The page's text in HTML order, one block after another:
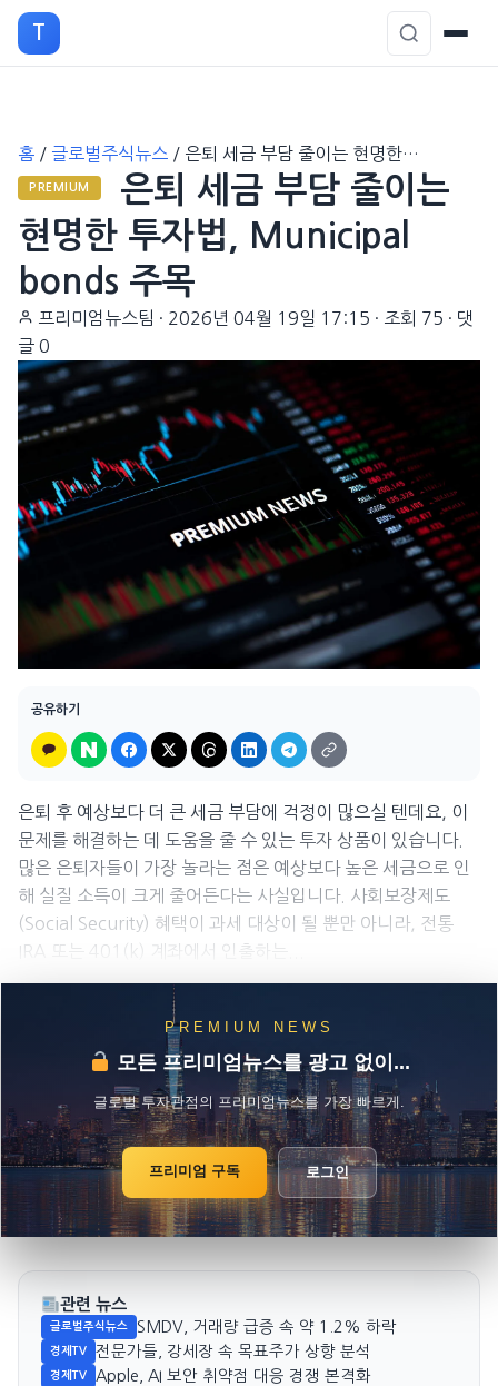
T
홈 / 글로벌주식뉴스 / 은퇴 세금 부담 줄이는 현명한…
PREMIUM
은퇴 세금 부담 줄이는
현명한 투자법, Municipal
bonds 주목
프리미엄뉴스팀 · 2026년 04월 19일 17:15 · 조회 75 · 댓
글 0
공유하기
은퇴 후 예상보다 더 큰 세금 부담에 걱정이 많으실 텐데요, 이
문제를 해결하는 데 도움을 줄 수 있는 투자 상품이 있습니다.
많은 은퇴자들이 가장 놀라는 점은 예상보다 높은 세금으로 인
해 실질 소득이 크게 줄어든다는 사실입니다. 사회보장제도
(Social Security) 혜택이 과세 대상이 될 뿐만 아니라, 전통
IRA 또는 401(k) 계좌에서 인출하는...
PREMIUM NEWS
모든 프리미엄뉴스를 광고 없이...
글로벌 투자관점의 프리미엄뉴스를 가장 빠르게.
프리미엄 구독 로그인
관련 뉴스
글로벌주식뉴스 SMDV, 거래량 급증 속 약 1.2% 하락
경제TV 전문가들, 강세장 속 목표주가 상향 분석
경제TV Apple, AI 보안 취약점 대응 경쟁 본격화